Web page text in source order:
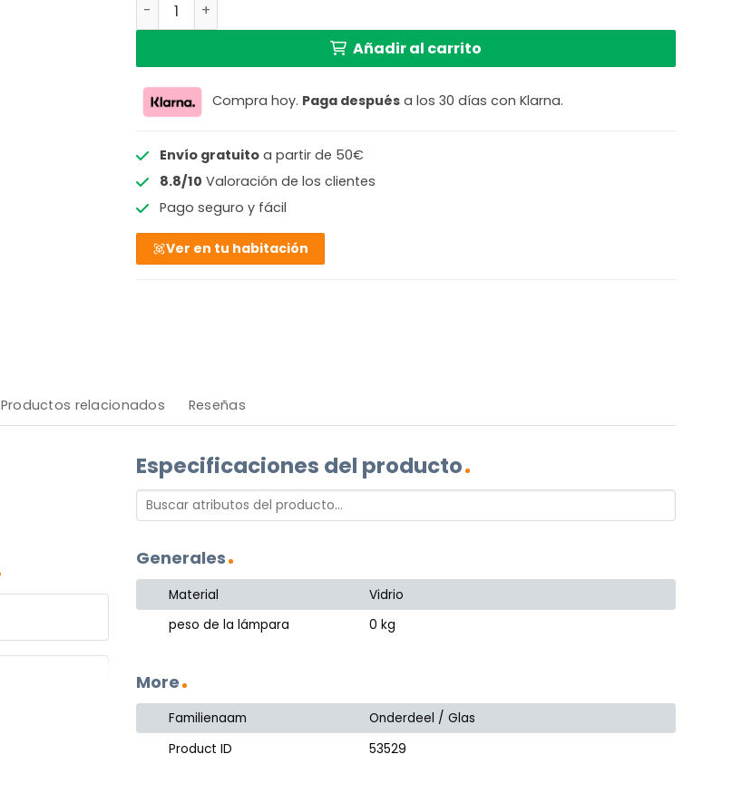
Añadir al carrito
Compra hoy. Paga después a los 30 días con Klarna.
Envío gratuitoa partir de 50€
8.8/10 Valoración de los clientes
Pago seguro y fácil
Ver en tu habitación
Productos relacionados Reseñas
Especificaciones del producto
Generales
Material
Vidrio
peso de la lámpara
0 kg
More
Familienaam
Onderdeel / Glas
Product ID
53529